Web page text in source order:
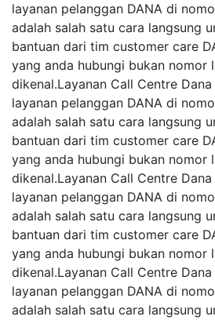
layanan pelanggan DANA di
adalah salah satu cara langsung
bantuan dari tim customer care
yang anda hubungi bukan nomor
dikenal.Layanan Call Centre
layanan pelanggan DANA di
adalah salah satu cara langsung
bantuan dari tim customer care
yang anda hubungi bukan nomor
dikenal.Layanan Call Centre
layanan pelanggan DANA di
adalah salah satu cara langsung
bantuan dari tim customer care
yang anda hubungi bukan nomor
dikenal.Layanan Call Centre
layanan pelanggan DANA di
adalah salah satu cara langsung